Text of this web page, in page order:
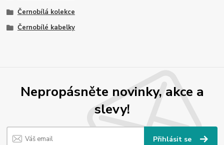
Černobílá kolekce
Černobílé kabelky
Nepropásněte novinky, akce a
slevy!
Přihlásit se